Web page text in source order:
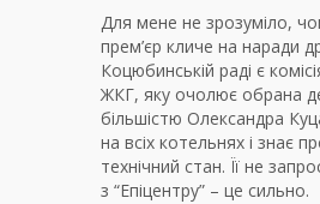
Для мене не зрозуміло,
прем’єр кличе на наради
Коцюбинській раді є
ЖКГ, яку очолює обрана
більшістю Олександра
на всіх котельнях і знає
технічний стан. Її не
з “Епіцентру” – це сильно.